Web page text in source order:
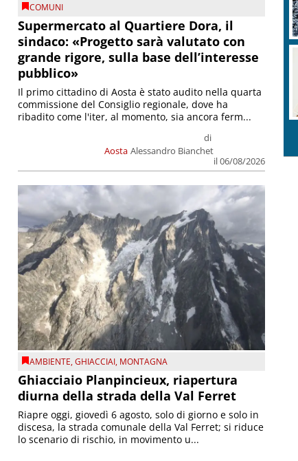
COMUNI
Supermercato al Quartiere Dora, il
sindaco: «Progetto sarà valutato con
grande rigore, sulla base dell’interesse
pubblico»
Aosta
di
Alessandro Bianchet
il 06/08/2026
Il primo cittadino di Aosta è stato audito nella quarta
commissione del Consiglio regionale, dove ha
ribadito come l'iter, al momento, sia ancora ferm...
AMBIENTE,GHIACCIAI, MONTAGNA
Ghiacciaio Planpincieux, riapertura
diurna della strada della Val Ferret
Riapre oggi, giovedì 6 agosto, solo di giorno e solo in
discesa, la strada comunale della Val Ferret; si riduce
lo scenario di rischio, in movimento u...